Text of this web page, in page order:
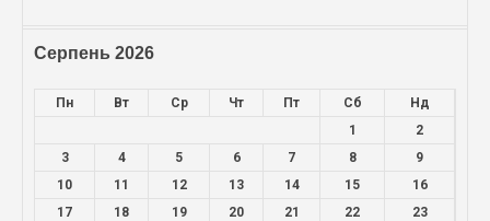
Серпень 2026
Пн Вт Ср Чт Пт Сб
Нд
1
2
3
4 5 6 7 8
9
10
11 12 13 14 15
16
17
18 19 20 21 22
23